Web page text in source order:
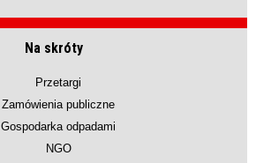
Na skróty
Przetargi
Zamówienia publiczne
Gospodarka odpadami
NGO